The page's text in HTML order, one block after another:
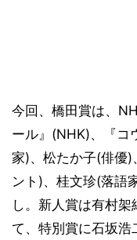
今回、橋田賞は、
ール』(NHK)、『コ
家)、松たか子(俳優
ント)、桂文珍(落語
し。新人賞は有村
て、特別賞に石坂